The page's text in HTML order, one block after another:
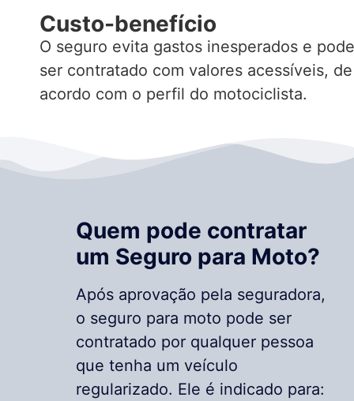
Custo-benefício
O seguro evita gastos inesperados e pode
ser contratado com valores acessíveis, de
acordo com o perfil do motociclista.
Quem pode contratar
um Seguro para Moto?
Após aprovação pela seguradora,
o seguro para moto pode ser
contratado por qualquer pessoa
que tenha um veículo
regularizado. Ele é indicado para: